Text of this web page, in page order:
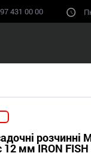
431 00 00
мм IRON FISH